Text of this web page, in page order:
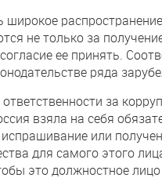
не только за
ее принять.
ряда
за
взяла на себя
или
для самого этого
это должностное